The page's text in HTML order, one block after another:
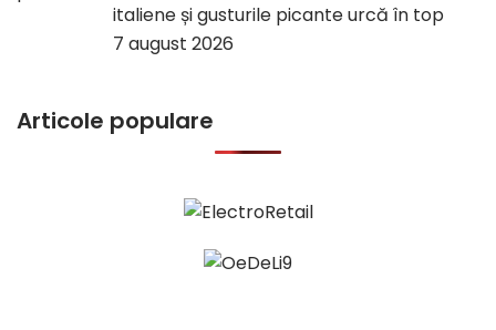
italiene și gusturile picante urcă în top
7 august 2026
Articole populare